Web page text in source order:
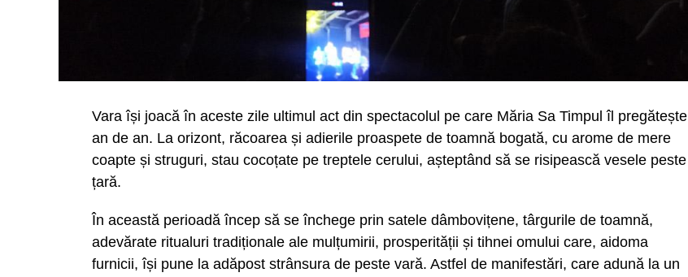
Vara își joacă în aceste zile ultimul act din spectacolul pe care Măria Sa Timpul îl pregătește
an de an. La orizont, răcoarea și adierile proaspete de toamnă bogată, cu arome de mere
coapte și struguri, stau cocoțate pe treptele cerului, așteptând să se risipească vesele peste
țară.
În această perioadă încep să se închege prin satele dâmbovițene, târgurile de toamnă,
adevărate ritualuri tradiționale ale mulțumirii, prosperității și tihnei omului care, aidoma
furnicii, își pune la adăpost strânsura de peste vară. Astfel de manifestări, care adună la un